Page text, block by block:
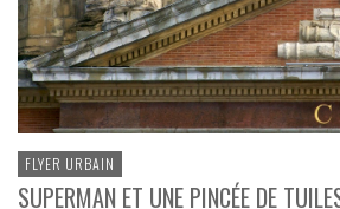
FLYER URBAIN
SUPERMAN ET UNE PINCÉE DE